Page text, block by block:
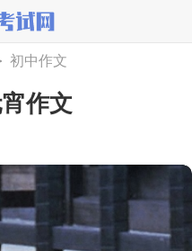
初中作文
作文